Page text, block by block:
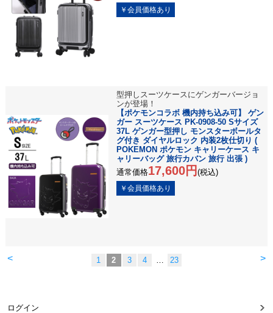
型押しスーツケースにゲンガーバージョ
ンが登場！
【ポケモンコラボ 機内持ち込み可】 ゲン
ガー スーツケース PK-0908-50 Sサイズ
37L ゲンガー型押し モンスターボールタ
グ付き ダイヤルロック 内装2枚仕切り (
POKEMON ポケモン キャリーケース キ
ャリーバッグ 旅行カバン 旅行 出張 )
通常価格17,600円 (税込)
< >
1 2 3 4 … 23
ログイン